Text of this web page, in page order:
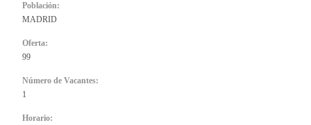
Población:
MADRID
Oferta:
99
Número de Vacantes:
1
Horario: